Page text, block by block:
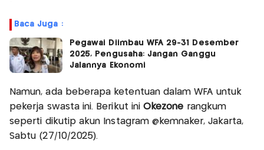
Baca Juga :
Pegawai Diimbau WFA 29-31 Desember
2025, Pengusaha: Jangan Ganggu
Jalannya Ekonomi
Namun, ada beberapa ketentuan dalam WFA untuk
pekerja swasta ini. Berikut iniOkezone rangkum
seperti dikutip akun Instagram @kemnaker, Jakarta,
Sabtu (27/10/2025).